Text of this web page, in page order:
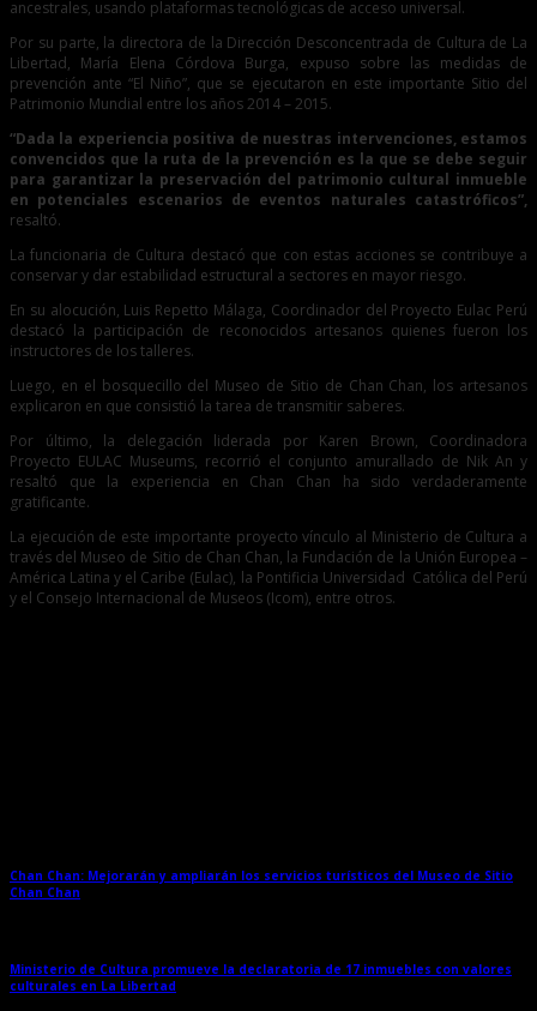
ancestrales, usando plataformas tecnológicas de acceso universal.
Por su parte, la directora de la Dirección Desconcentrada de Cultura de La
Libertad, María Elena Córdova Burga, expuso sobre las medidas de
prevención ante “El Niño”, que se ejecutaron en este importante Sitio del
Patrimonio Mundial entre los años 2014 – 2015.
“Dada la experiencia positiva de nuestras intervenciones, estamos
convencidos que la ruta de la prevención es la que se debe seguir
para garantizar la preservación del patrimonio cultural inmueble
en potenciales escenarios de eventos naturales catastróficos”,
resaltó.
La funcionaria de Cultura destacó que con estas acciones se contribuye a
conservar y dar estabilidad estructural a sectores en mayor riesgo.
En su alocución, Luis Repetto Málaga, Coordinador del Proyecto Eulac Perú
destacó la participación de reconocidos artesanos quienes fueron los
instructores de los talleres.
Luego, en el bosquecillo del Museo de Sitio de Chan Chan, los artesanos
explicaron en que consistió la tarea de transmitir saberes.
Por último, la delegación liderada por Karen Brown, Coordinadora
Proyecto EULAC Museums, recorrió el conjunto amurallado de Nik An y
resaltó que la experiencia en Chan Chan ha sido verdaderamente
gratificante.
La ejecución de este importante proyecto vínculo al Ministerio de Cultura a
través del Museo de Sitio de Chan Chan, la Fundación de la Unión Europea –
América Latina y el Caribe (Eulac), la Pontificia Universidad Católica del Perú
y el Consejo Internacional de Museos (Icom), entre otros.
Chan Chan: Mejorarán y ampliarán los servicios turísticos del Museo de Sitio
Chan Chan
Ministerio de Cultura promueve la declaratoria de 17 inmuebles con valores
culturales en La Libertad